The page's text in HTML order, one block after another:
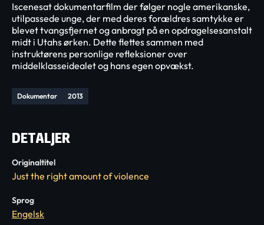
Dokumentar 2013
Iscenesat dokumentarfilm der følger nogle amerikanske,
utilpassede unge, der med deres forældres samtykke er
blevet tvangsfjernet og anbragt på en opdragelsesanstalt
midt i Utahs ørken. Dette flettes sammen med
instruktørens personlige refleksioner over
middelklasseidealet og hans egen opvækst.
DETALJER
Originaltitel
Just the right amount of violence
Sprog
Engelsk